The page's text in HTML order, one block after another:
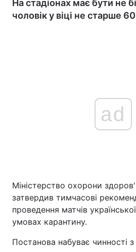
Головна
Україна
Економіка Світ
На стадіонах має бути не
чоловік у віці не старше
ad
Міністерство охорони
затвердив тимчасові
проведення матчів
умовах карантину.
Постанова набуває чинності